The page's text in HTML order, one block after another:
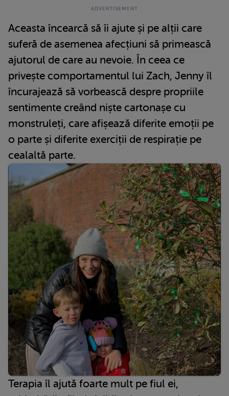
Aceasta încearcă să îi ajute și pe alții care
suferă de asemenea afecțiuni să primească
ajutorul de care au nevoie. În ceea ce
privește comportamentul lui Zach, Jenny îl
încurajează să vorbească despre propriile
sentimente creând niște cartonașe cu
monstruleți, care afișează diferite emoții pe
o parte și diferite exerciții de respirație pe
cealaltă parte.
Terapia îl ajută foarte mult pe fiul ei,